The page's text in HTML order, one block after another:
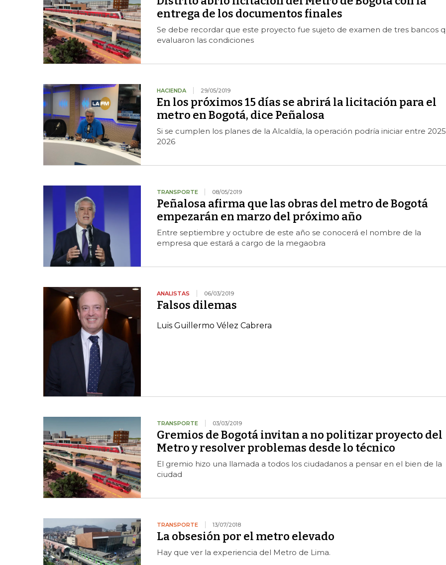
entrega de los documentos finales
Se debe recordar que este proyecto fue sujeto de examen de tres bancos
evaluaron las condiciones
HACIENDA 29/05/2019
En los próximos 15 días se abrirá la licitación para el
metro en Bogotá, dice Peñalosa
Si se cumplen los planes de la Alcaldía, la operación podría iniciar entre
2026
TRANSPORTE 08/05/2019
Peñalosa afirma que las obras del metro de Bogotá
empezarán en marzo del próximo año
Entre septiembre y octubre de este año se conocerá el nombre de la
empresa que estará a cargo de la megaobra
ANALISTAS 06/03/2019
Falsos dilemas
Luis Guillermo Vélez Cabrera
TRANSPORTE 03/03/2019
Gremios de Bogotá invitan a no politizar proyecto del
Metro y resolver problemas desde lo técnico
El gremio hizo una llamada a todos los ciudadanos a pensar en el bien de la
ciudad
TRANSPORTE 13/07/2018
La obsesión por el metro elevado
Hay que ver la experiencia del Metro de Lima.